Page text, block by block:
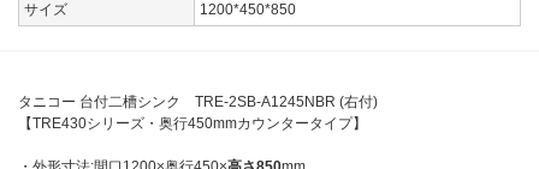
サイズ
1200*450*850
タニコー 台付二槽シンク TRE-2SB-A1245NBR (右付)
【TRE430シリーズ・奥行450mmカウンタータイプ】